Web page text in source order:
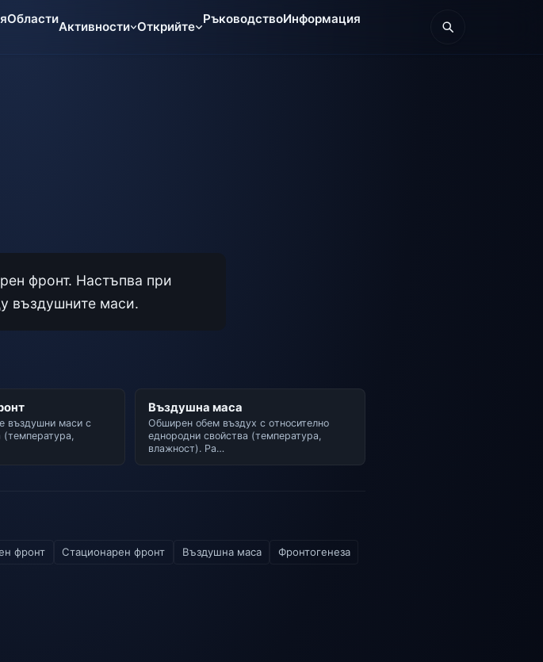
Области
Активности Открийте
РъководствоИнформация
фронт. Настъпва при
въздушните маси.
въздушни маси с
(температура,
Въздушна маса
Обширен обем въздух с относително
еднородни свойства (температура,
влажност). Ра…
фронт Стационарен фронт Въздушна маса
Фронтогенеза